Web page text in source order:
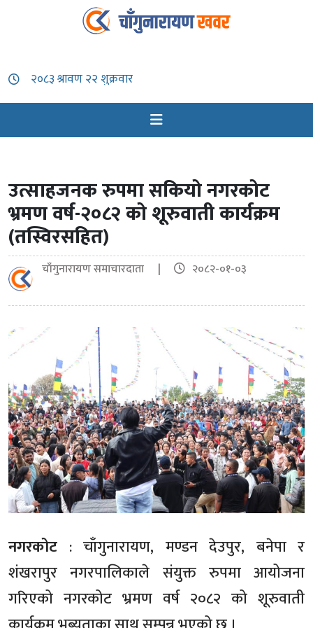
उत्साहजनक रुपमा सकियो नगरकोट
भ्रमण वर्ष-२०८२ को शूरुवाती कार्यक्रम
(तस्विरसहित)
चाँगुनारायण समाचारदाता | २०८२-०१-०३
नगरकोट : चाँगुनारायण, मण्डन देउपुर, बनेपा र
शंखरापुर नगरपालिकाले संयुक्त रुपमा आयोजना
गरिएको नगरकोट भ्रमण वर्ष २०८२ को शूरुवाती